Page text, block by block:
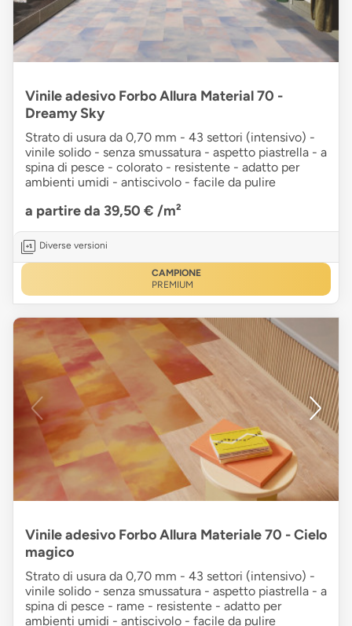
Vinile adesivo Forbo Allura Material 70 -
Dreamy Sky
Strato di usura da 0,70 mm - 43 settori (intensivo) -
vinile solido - senza smussatura - aspetto piastrella - a
spina di pesce - colorato - resistente - adatto per
ambienti umidi - antiscivolo - facile da pulire
a partire da 39,50 € /m²
Diverse versioni
CAMPIONE
PREMIUM
Vinile adesivo Forbo Allura Materiale 70 - Cielo
magico
Strato di usura da 0,70 mm - 43 settori (intensivo) -
vinile solido - senza smussatura - aspetto piastrella - a
spina di pesce - rame - resistente - adatto per
ambienti umidi - antiscivolo - facile da pulire